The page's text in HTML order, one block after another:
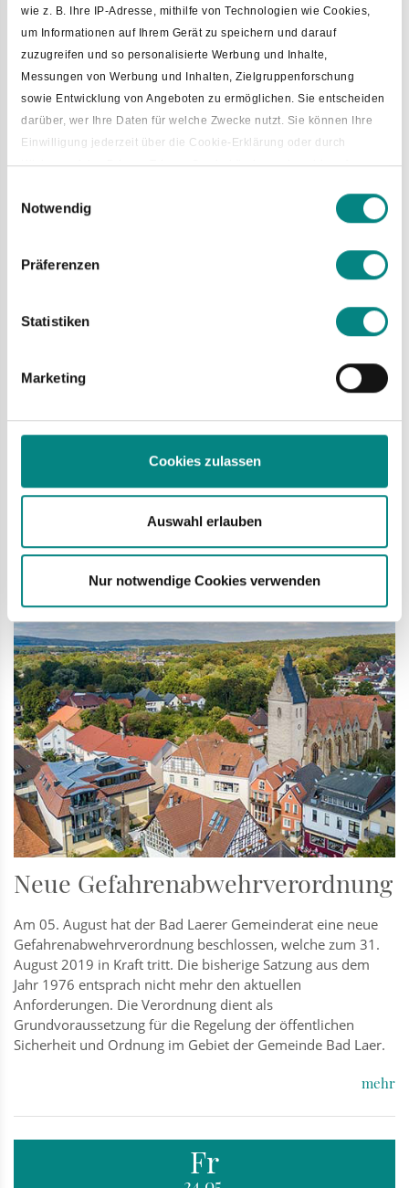
wie z. B. Ihre IP-Adresse, mithilfe von Technologien wie Cookies,
um Informationen auf Ihrem Gerät zu speichern und darauf
zuzugreifen und so personalisierte Werbung und Inhalte,
Messungen von Werbung und Inhalten, Zielgruppenforschung
sowie Entwicklung von Angeboten zu ermöglichen. Sie entscheiden
darüber, wer Ihre Daten für welche Zwecke nutzt. Sie können Ihre
Einwilligung jederzeit über die Cookie-Erklärung oder durch
Klicken auf das Privacy Trigger Symbol ändern oder widerrufen
Wenn Sie es erlauben, würden wir auch gerne:
Erfahren Sie mehr darüber, wie Ihre persönlichen Daten verarbeitet
Notwendig
Präferenzen
Statistiken
Marketing
Cookies zulassen
Auswahl erlauben
Nur notwendige Cookies verwenden
Neues Standesamt-Team stellt
gerecht zu werden, war das Ziel von Bürgermeister Tobias
Avermann bei der diesjährigen Trennung des Fachbereiches
„Bauen“ und 3 – „Ordnung und Soziales“, welche künftig
durch zwei neue Fachbereichsleiter koordiniert werden. Seit
Mi
21.08.
Neue Gefahrenabwehrverordnung
Am 05. August hat der Bad Laerer Gemeinderat eine neue
Gefahrenabwehrverordnung beschlossen, welche zum 31.
August 2019 in Kraft tritt. Die bisherige Satzung aus dem
Jahr 1976 entsprach nicht mehr den aktuellen
Anforderungen. Die Verordnung dient als
Grundvoraussetzung für die Regelung der öffentlichen
Sicherheit und Ordnung im Gebiet der Gemeinde Bad Laer.
mehr
Fr